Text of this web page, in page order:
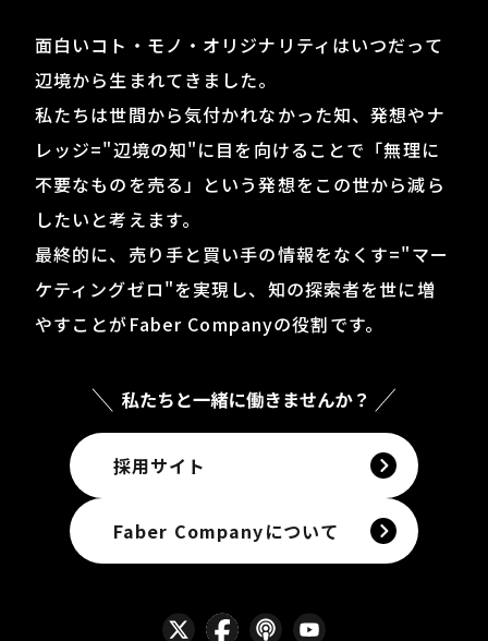
面白いコト・モノ・オリジナリティはいつだって
辺境から生まれてきました。
私たちは世間から気付かれなかった知、発想やナ
レッジ="辺境の知"に目を向けることで「無理に
不要なものを売る」 という発想をこの世から減ら
したいと考えます。
最終的に、売り手と買い手の情報をなくす="マー
ケティングゼロ"を実現し、知の探索者を世に増
やすことがFaber Companyの役割です。
採用サイト
Faber Companyについて